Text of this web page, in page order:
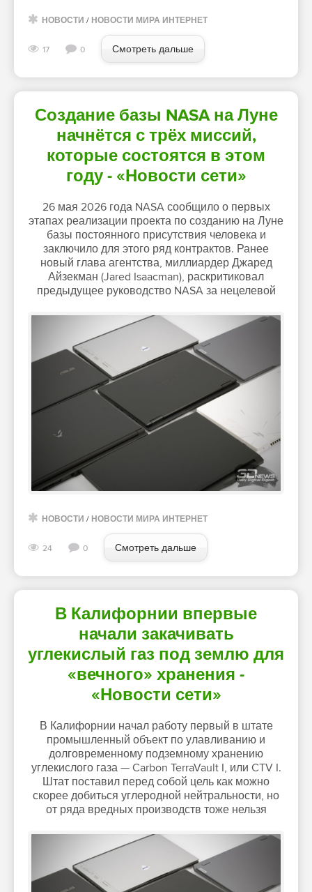
НОВОСТИ / НОВОСТИ МИРА ИНТЕРНЕТ
17 0 Смотреть дальше
Создание базы NASA на Луне
начнётся с трёх миссий,
которые состоятся в этом
году - «Новости сети»
26 мая 2026 года NASA сообщило о первых
этапах реализации проекта по созданию на Луне
базы постоянного присутствия человека и
заключило для этого ряд контрактов. Ранее
новый глава агентства, миллиардер Джаред
Айзекман (Jared Isaacman), раскритиковал
предыдущее руководство NASA за нецелевой
НОВОСТИ / НОВОСТИ МИРА ИНТЕРНЕТ
24 0 Смотреть дальше
В Калифорнии впервые
начали закачивать
углекислый газ под землю для
«вечного» хранения -
«Новости сети»
В Калифорнии начал работу первый в штате
промышленный объект по улавливанию и
долговременному подземному хранению
углекислого газа — Carbon TerraVault I, или CTV I.
Штат поставил перед собой цель как можно
скорее добиться углеродной нейтральности, но
от ряда вредных производств тоже нельзя